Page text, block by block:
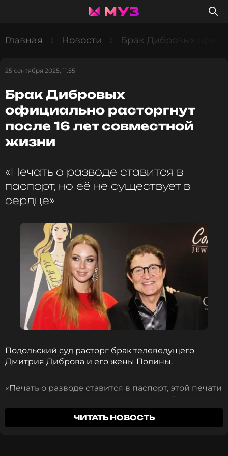
Главная Новости Брак Дибровых
25 сентября 2025, 11:55
Брак Дибровых
официально расторгнут
после 16 лет совместной
жизни
«Печать о разводе ставится в
паспорт, но её не существует в
сердце»
Подольский суд расторг брак телеведущего
Дмитрия Диброва и его жены Полины.
«Печать о разводе ставится в паспорт, этой печати
и душа остаются открытыми для Полины и детей.
Он навсегда сохранит тепло и счастье, которое
ЧИТАТЬ НОВОСТЬ